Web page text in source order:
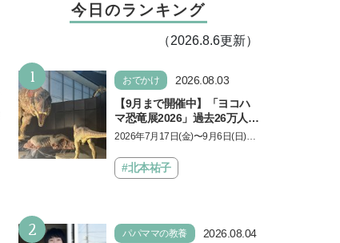
今日のランキング
（2026.8.6更新）
1 おでかけ
2026.08.03
【9月まで開催中】「ヨコハ
マ恐竜展2026」過去26万人を
動員した恐竜展が9年ぶりに
しむポイントを完全ガイド
2026年7月17日(金)〜9月6日(日)、
「ヨコハマ恐竜展2026〜恐竜の食
卓大図鑑〜」が開催…
#北本祐子
2 パパママの教養
2026.08.04